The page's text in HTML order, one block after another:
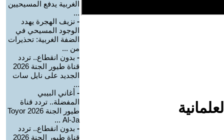
الغربية يدفع المسيحيين
...
- نزيف الهجرة يهدد
الوجود المسيحي في
الضفة الغربية: تحذيرات
من ...
- بدون انقطاع.. تردد
قناة طيور الجنة 2026
الجديد على نايل سات
...
- أغاني البيبي
المفضلة.. تردد قناة
طيور الجنة 2026 Toyor
Al-Ja ...
- بدون انقطاع.. تردد
قناة طيور الجنة 2026